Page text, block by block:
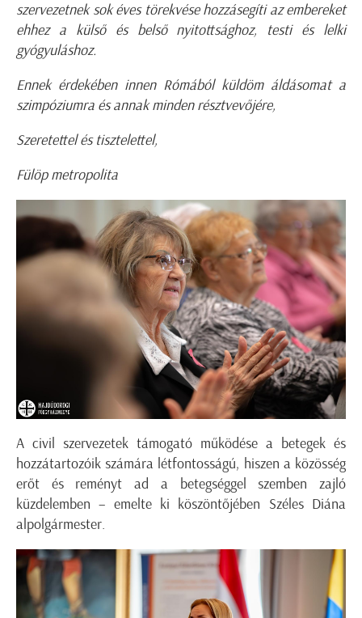
szervezetnek sok éves törekvése hozzásegíti az embereket
ehhez a külső és belső nyitottsághoz, testi és lelki
gyógyuláshoz.
Ennek érdekében innen Rómából küldöm áldásomat a
szimpóziumra és annak minden résztvevőjére,
Szeretettel és tisztelettel,
Fülöp metropolita
A civil szervezetek támogató működése a betegek és
hozzátartozóik számára létfontosságú, hiszen a közösség
erőt és reményt ad a betegséggel szemben zajló
küzdelemben – emelte ki köszöntőjében Széles Diána
alpolgármester.